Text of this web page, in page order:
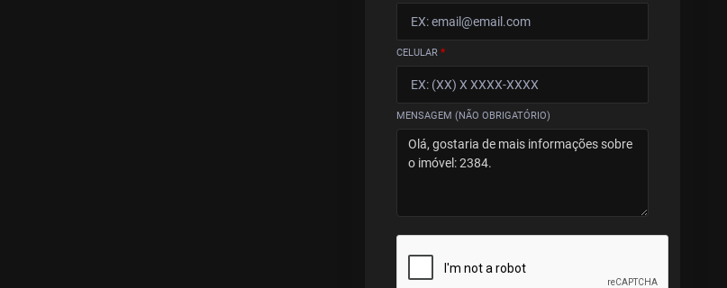
CELULAR *
MENSAGEM (NÃO OBRIGATÓRIO)